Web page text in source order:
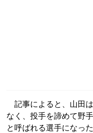
記事によると、山田
なく、投手を諦めて野
と呼ばれる選手になった